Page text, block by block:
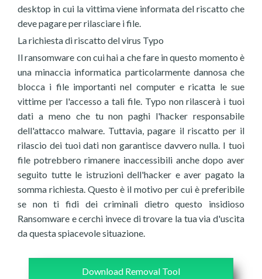
desktop in cui la vittima viene informata del riscatto che
deve pagare per rilasciare i file.
La richiesta di riscatto del virus Typo
Il ransomware con cui hai a che fare in questo momento è
una minaccia informatica particolarmente dannosa che
blocca i file importanti nel computer e ricatta le sue
vittime per l'accesso a tali file. Typo non rilascerà i tuoi
dati a meno che tu non paghi l'hacker responsabile
dell'attacco malware. Tuttavia, pagare il riscatto per il
rilascio dei tuoi dati non garantisce davvero nulla. I tuoi
file potrebbero rimanere inaccessibili anche dopo aver
seguito tutte le istruzioni dell'hacker e aver pagato la
somma richiesta. Questo è il motivo per cui è preferibile
se non ti fidi dei criminali dietro questo insidioso
Ransomware e cerchi invece di trovare la tua via d'uscita
da questa spiacevole situazione.
Download Removal Tool